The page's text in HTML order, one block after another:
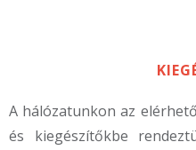
A hálózatunkon az
és kiegészítőkbe